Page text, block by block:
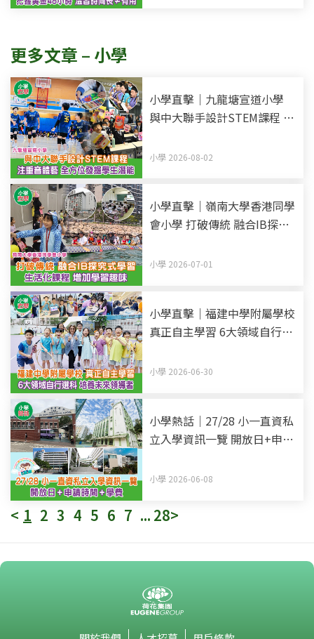
更多文章 – 小學
小學直擊｜九龍塘宣道小學
與中大聯手設計STEM課程 注
能
小學 2026-08-02
小學直擊｜嶺南大學香港同學
會小學 打破傳統 融合IB探究
趣味
小學 2026-07-01
小學直擊｜福建中學附屬學校
真正自主學習 6大領域自行選
小學 2026-06-30
小學熱話｜27/28 小一直資私
立入學資訊一覽 開放日+申請
小學 2026-06-08
< 1 2 3 4 5 6 7 ... 28>